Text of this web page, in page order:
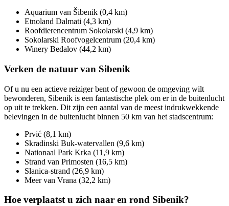
Aquarium van Šibenik (0,4 km)
Etnoland Dalmati (4,3 km)
Roofdierencentrum Sokolarski (4,9 km)
Sokolarski Roofvogelcentrum (20,4 km)
Winery Bedalov (44,2 km)
Verken de natuur van Sibenik
Of u nu een actieve reiziger bent of gewoon de omgeving wilt
bewonderen, Sibenik is een fantastische plek om er in de buitenlucht
op uit te trekken. Dit zijn een aantal van de meest indrukwekkende
belevingen in de buitenlucht binnen 50 km van het stadscentrum:
Prvić (8,1 km)
Skradinski Buk-watervallen (9,6 km)
Nationaal Park Krka (11,9 km)
Strand van Primosten (16,5 km)
Slanica-strand (26,9 km)
Meer van Vrana (32,2 km)
Hoe verplaatst u zich naar en rond Sibenik?